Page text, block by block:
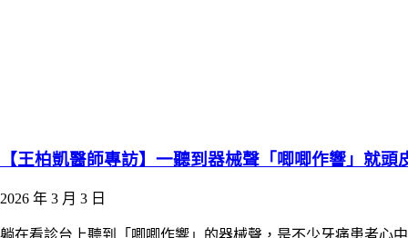
【王柏凱醫師專訪】一聽到器械聲「唧唧作響」就
2026 年 3 月 3 日